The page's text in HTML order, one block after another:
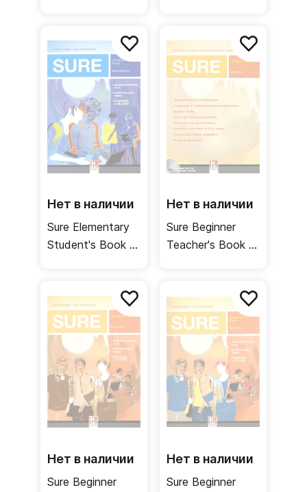
рабочая тетрадь
Нет в наличии
Sure Elementary
Student's Book /
Нет в наличии
Sure Beginner
Teacher's Book /
Нет в наличии
Sure Beginner
Нет в наличии
Sure Beginner